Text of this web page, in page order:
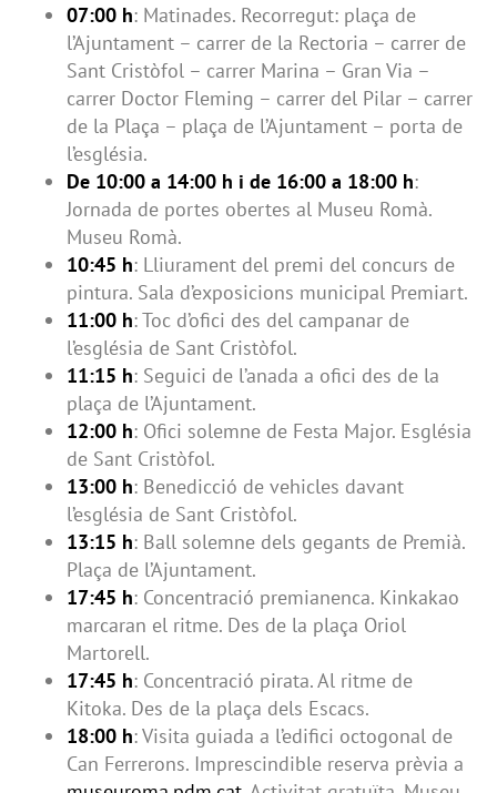
07:00 h: Matinades. Recorregut: plaça de
l’Ajuntament – carrer de la Rectoria – carrer de
Sant Cristòfol – carrer Marina – Gran Via –
carrer Doctor Fleming – carrer del Pilar – carrer
de la Plaça – plaça de l’Ajuntament – porta de
l’església.
De 10:00 a 14:00 h i de 16:00 a 18:00 h:
Jornada de portes obertes al Museu Romà.
Museu Romà.
10:45 h: Lliurament del premi del concurs de
pintura. Sala d’exposicions municipal Premiart.
11:00 h: Toc d’ofici des del campanar de
l’església de Sant Cristòfol.
11:15 h: Seguici de l’anada a ofici des de la
plaça de l’Ajuntament.
12:00 h: Ofici solemne de Festa Major. Església
de Sant Cristòfol.
13:00 h: Benedicció de vehicles davant
l’església de Sant Cristòfol.
13:15 h: Ball solemne dels gegants de Premià.
Plaça de l’Ajuntament.
17:45 h: Concentració premianenca. Kinkakao
marcaran el ritme. Des de la plaça Oriol
Martorell.
17:45 h: Concentració pirata. Al ritme de
Kitoka. Des de la plaça dels Escacs.
18:00 h: Visita guiada a l’edifici octogonal de
Can Ferrerons. Imprescindible reserva prèvia a